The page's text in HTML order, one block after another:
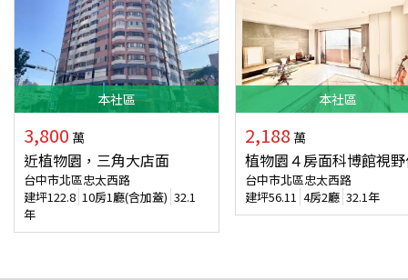
本社區
3,800 萬
近植物園，三角大店面
台中市北區忠太西路
建坪122.8 10房1廳(含加蓋) 32.1
年
本社區
2,188 萬
植物園４房面科博館視
台中市北區忠太西路
建坪56.11 4房2廳 32.1年